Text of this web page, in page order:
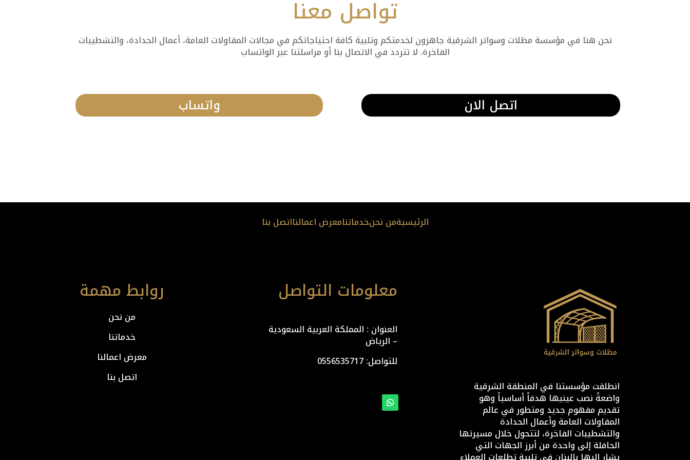
تواصل معنا
نحن هنا في مؤسسة مظلات وسواتر الشرقية جاهزون لخدمتكم وتلبية كافة احتياجاتكم في مجالات المقاولات العامة، أعمال الحدادة، والتشطيبات
الفاخرة. لا تتردد في الاتصال بنا أو مراسلتنا عبر الواتساب
واتساب اتصل الان
الرئيسيةمن نحنخدماتنامعرض اعمالنااتصل بنا
روابط مهمة
من نحن
خدماتنا
معرض اعمالنا
اتصل بنا
معلومات التواصل
العنوان : المملكة العربية السعودية
– الرياض
للتواصل: ⁦0556535717
انطلقت مؤسستنا في المنطقة الشرقية
واضعةً نصب عينيها هدفاً أساسياً وهو
تقديم مفهوم جديد ومتطور في عالم
المقاولات العامة وأعمال الحدادة
والتشطيبات الفاخرة، لتتحول خلال مسيرتها
الحافلة إلى واحدة من أبرز الجهات التي